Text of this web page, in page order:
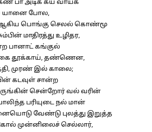
பா அடிக் கய வாய்க்
யானை போல,
ஆகிய பொங்கு செலல் கொண்மூ
மாதிரத்து உழிதர,
பானாட் கங்குல்
தூக்காய், தண்ணென,
முரண் இல் காலை;
கடவுள் சான்ற
சென்றோர் வல் வரின்
பரியுடை நல் மான்
வேண்டு புலத்து இறுத்த
முன்னிலைச் செல்லார்,